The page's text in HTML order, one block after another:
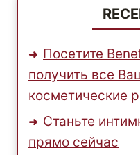
Посетите
получить все
косметические
Станьте
прямо сейчас